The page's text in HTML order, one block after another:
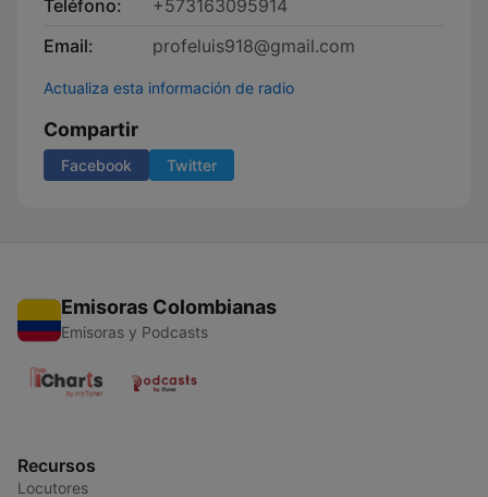
Teléfono:
+573163095914
Email:
profeluis918@gmail.com
Actualiza esta información de radio
Compartir
Facebook Twitter
Emisoras Colombianas
Emisoras y Podcasts
Recursos
Locutores